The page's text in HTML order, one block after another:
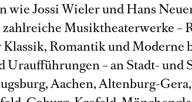
wie Jossi Wieler und Hans
Musiktheaterwerke –
Klassik, Romantik und Moderne
Uraufführungen – an Stadt- und
Aachen, Altenburg-